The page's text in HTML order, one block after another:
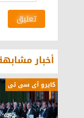
تعليق
أخبار
كايرو آى سى تى